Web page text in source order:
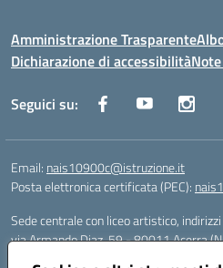
Amministrazione Trasparente
Dichiarazione di accessibilità
Seguici su:
Email: nais10900c@istruzione.it
Posta elettronica certificata (PEC):
Sede centrale con liceo artistico,
via Armando Diaz, 59 - 80011 Acerra